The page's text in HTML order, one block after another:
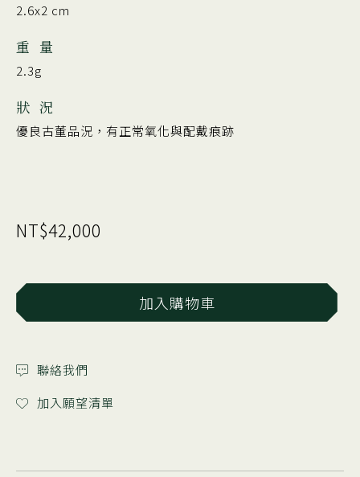
2.6x2 cm
重 量
2.3g
狀 況
優良古董品況，有正常氧化與配戴痕跡
NT$42,000
加入購物車
聯絡我們
加入願望清單